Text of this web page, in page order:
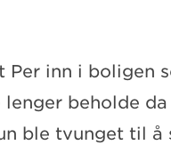
inn i boligen
beholde
ble tvunget til å